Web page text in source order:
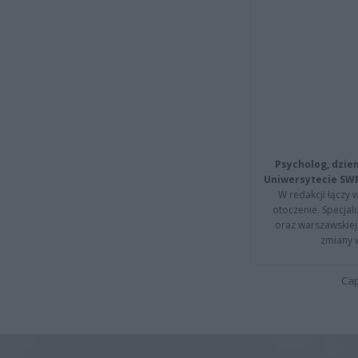
Psycholog,
Uniwersytecie
W redakcji łączy
otoczenie.
oraz
zmiany